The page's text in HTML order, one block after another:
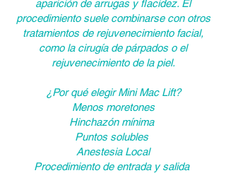
aparición de arrugas y flacidez. El
procedimiento suele combinarse con otros
tratamientos de rejuvenecimiento facial,
como la cirugía de párpados o el
rejuvenecimiento de la piel.
¿Por qué elegir Mini Mac Lift?
Menos moretones
Hinchazón mínima
Puntos solubles
Anestesia Local
Procedimiento de entrada y salida